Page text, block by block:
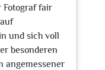
Fotograf fair
und sich voll
besonderen
angemessener